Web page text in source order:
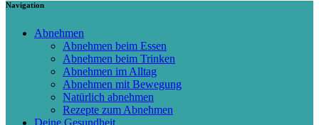
Navigation
Abnehmen
Abnehmen beim Essen
Abnehmen beim Trinken
Abnehmen im Alltag
Abnehmen mit Bewegung
Natürlich abnehmen
Rezepte zum Abnehmen